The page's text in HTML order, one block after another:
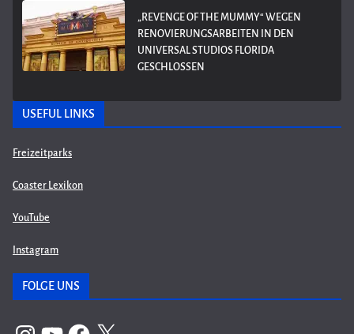
„REVENGE OF THE MUMMY“ WEGEN
RENOVIERUNGSARBEITEN IN DEN
UNIVERSAL STUDIOS FLORIDA
GESCHLOSSEN
USEFUL LINKS
Freizeitparks
Coaster Lexikon
YouTube
Instagram
FOLGE UNS
InstagramYouTubeFacebook
X